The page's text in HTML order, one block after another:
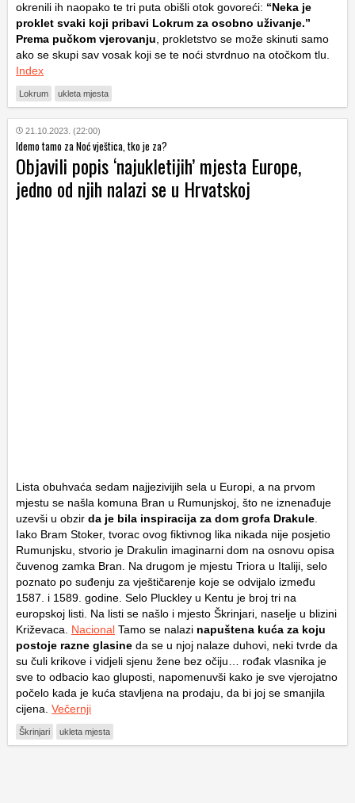
okrenili ih naopako te tri puta obišli otok govoreći: “Neka je
proklet svaki koji pribavi Lokrum za osobno uživanje.”
Prema pučkom vjerovanju , prokletstvo se može skinuti samo
ako se skupi sav vosak koji se te noći stvrdnuo na otočkom tlu.
Index
Lokrum ukleta mjesta
21.10.2023. (22:00)
Idemo tamo za Noć vještica, tko je za?
Objavili popis ‘najukletijih’ mjesta Europe,
jedno od njih nalazi se u Hrvatskoj
Lista obuhvaća sedam najjezivijih sela u Europi, a na prvom
mjestu se našla komuna Bran u Rumunjskoj, što ne iznenađuje
uzevši u obzir da je bila inspiracija za dom grofa Drakule.
Iako Bram Stoker, tvorac ovog fiktivnog lika nikada nije posjetio
Rumunjsku, stvorio je Drakulin imaginarni dom na osnovu opisa
čuvenog zamka Bran. Na drugom je mjestu Triora u Italiji, selo
poznato po suđenju za vještičarenje koje se odvijalo između
1587. i 1589. godine. Selo Pluckley u Kentu je broj tri na
europskoj listi. Na listi se našlo i mjesto Škrinjari, naselje u blizini
Križevaca. Nacional Tamo se nalazi napuštena kuća za koju
postoje razne glasine da se u njoj nalaze duhovi, neki tvrde da
su čuli krikove i vidjeli sjenu žene bez očiju… rođak vlasnika je
sve to odbacio kao gluposti, napomenuvši kako je sve vjerojatno
počelo kada je kuća stavljena na prodaju, da bi joj se smanjila
cijena. Večernji
Škrinjari ukleta mjesta